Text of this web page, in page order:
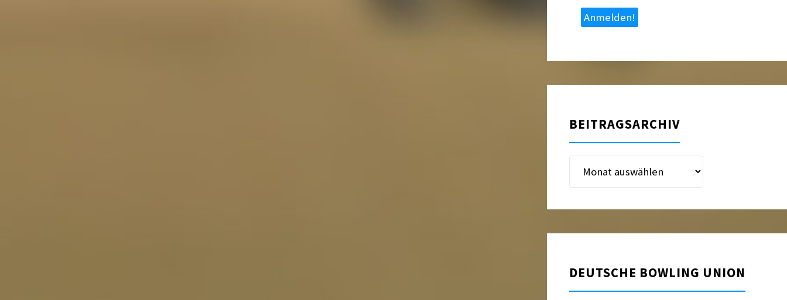
BEITRAGSARCHIV
Beitragsarchiv
DEUTSCHE BOWLING UNION